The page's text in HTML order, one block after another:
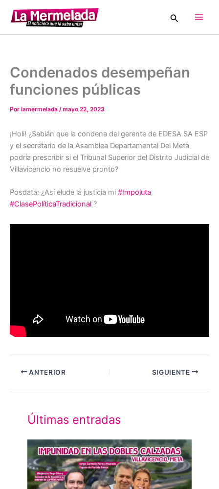
contenido
Buscar
Condenados desempeñan
funciones públicas
Por lamermelada /mayo 22, 2023
¡Holi! ¿Sabián que la condena del gerente de EDESA SA ESP
y el secretario de la Asamblea Departamental Del Meta
podría prescribir si el Tribunal Superior del Distrito Judicial de
Villavicencio no resuelve pronto?
Posdata: ¿Así elude la justicia mi #Impoluta
#ClasePolíticaTradicional ?
ANTERIOR SIGUIENTE
Últimas entradas